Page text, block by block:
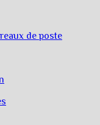
de poste